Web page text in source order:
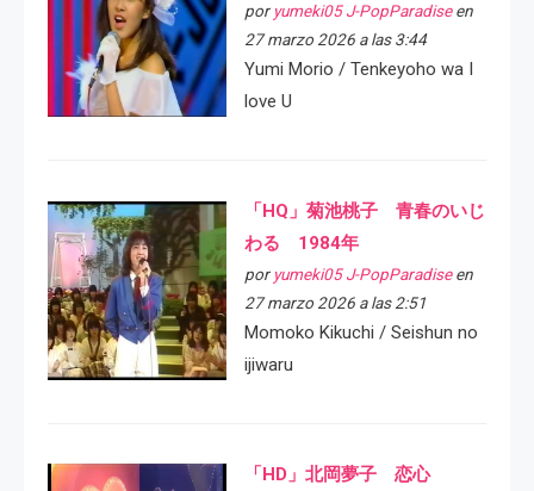
por yumeki05 J-PopParadiseen
27 marzo 2026 a las 3:44
Yumi Morio / Tenkeyoho wa I
love U
「HQ」菊池桃子 青春のいじ
わる 1984年
por yumeki05 J-PopParadiseen
27 marzo 2026 a las 2:51
Momoko Kikuchi / Seishun no
ijiwaru
「HD」北岡夢子 恋心